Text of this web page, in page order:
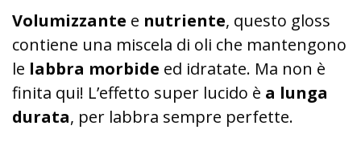
Volumizzante e nutriente, questo gloss
contiene una miscela di oli che mantengono
le labbra morbide ed idratate. Ma non è
finita qui! L’effetto super lucido è a lunga
durata, per labbra sempre perfette.